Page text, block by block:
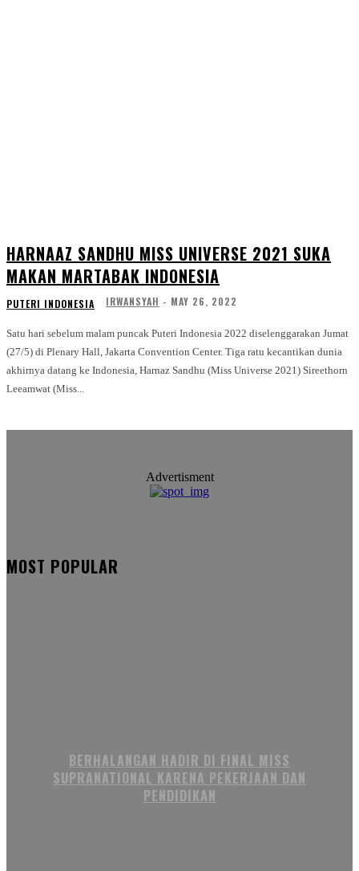
HARNAAZ SANDHU MISS UNIVERSE 2021 SUKA
MAKAN MARTABAK INDONESIA
PUTERI INDONESIA IRWANSYAH - MAY 26, 2022
Satu hari sebelum malam puncak Puteri Indonesia 2022 diselenggarakan Jumat
(27/5) di Plenary Hall, Jakarta Convention Center. Tiga ratu kecantikan dunia
akhirnya datang ke Indonesia, Harnaz Sandhu (Miss Universe 2021) Sireethorn
Leeamwat (Miss...
Advertisment
MOST POPULAR
BERHALANGAN HADIR DI FINAL MISS
SUPRANATIONAL KARENA PEKERJAAN DAN
PENDIDIKAN